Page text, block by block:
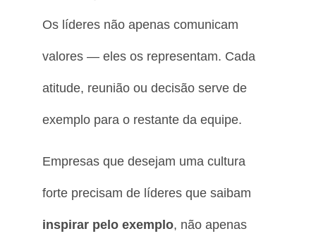
Os líderes não apenas comunicam
valores — eles os representam. Cada
atitude, reunião ou decisão serve de
exemplo para o restante da equipe.
Empresas que desejam uma cultura
forte precisam de líderes que saibam
inspirar pelo exemplo, não apenas